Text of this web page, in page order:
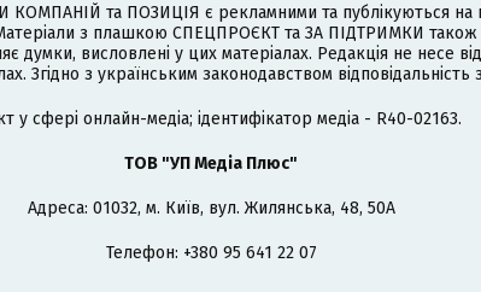
КОМПАНІЙ та ПОЗИЦІЯ є рекламними та публікуються на
Матеріали з плашкою СПЕЦПРОЄКТ та ЗА ПІДТРИМКИ
думки, висловлені у цих матеріалах. Редакція не несе
Згідно з українським законодавством
у сфері онлайн-медіа; ідентифікатор медіа - R40-02163.
ТОВ "УП Медіа Плюс"
Адреса: 01032, м. Київ, вул. Жилянська, 48, 50А
Телефон: +380 95 641 22 07